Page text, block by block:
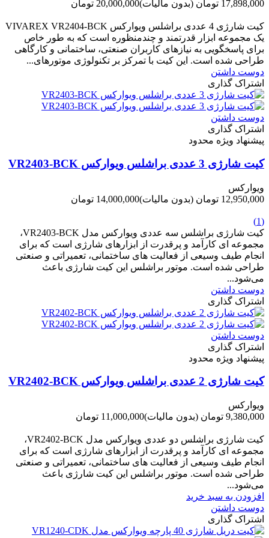
17,898,000 تومان (بدون مالیات)20,000,000 تومان
کیت شارژی 4 عددی براشلس ویوارکس VIVAREX VR2404-BCK
یک مجموعه ابزار قدرتمند و چندمنظوره است که به طور خاص
برای پاسخگویی به نیازهای کاربران صنعتی، ساختمانی و کارگاهی
طراحی شده است. این کیت با تمرکز بر تکنولوژی موتورهای...
دوست داشتن
اشتراک گذاری
دوست داشتن
اشتراک گذاری
پیشنهاد ویژه محدود
کیت شارژی 3 عددی براشلس ویوارکس VR2403-BCK
ویوارکس
12,950,000 تومان
(بدون مالیات)14,000,000 تومان
(1)
کیت شارژی براشلس سه عددی ویوارکس مدل VR2403-BCK،
مجموعه ای کارآمد و پرقدرت از ابزارهای شارژی است که برای
انجام طیف وسیعی از فعالیت های ساختمانی، تعمیراتی و صنعتی
طراحی شده است. موتور براشلس این کیت شارژی باعث
می‌شود...
دوست داشتن
اشتراک گذاری
دوست داشتن
اشتراک گذاری
پیشنهاد ویژه محدود
کیت شارژی 2 عددی براشلس ویوارکس VR2402-BCK
ویوارکس
9,380,000 تومان
(بدون مالیات)11,000,000 تومان
کیت شارژی براشلس دو عددی ویوارکس مدل VR2402-BCK،
مجموعه ای کارآمد و پرقدرت از ابزارهای شارژی است که برای
انجام طیف وسیعی از فعالیت های ساختمانی، تعمیراتی و صنعتی
طراحی شده است. موتور براشلس این کیت شارژی باعث
می‌شود...
افزودن به سبد خرید
دوست داشتن
اشتراک گذاری